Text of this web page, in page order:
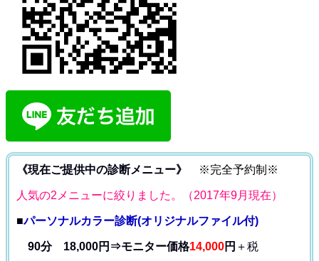
《現在ご提供中の診断メニュー》 ※完全予約制※
人気の2メニューに絞りました。（2017年9月現在）
■パーソナルカラー診断(オリジナルファイル付)
90分 18,000円⇒モニター価格14,000円 ＋税